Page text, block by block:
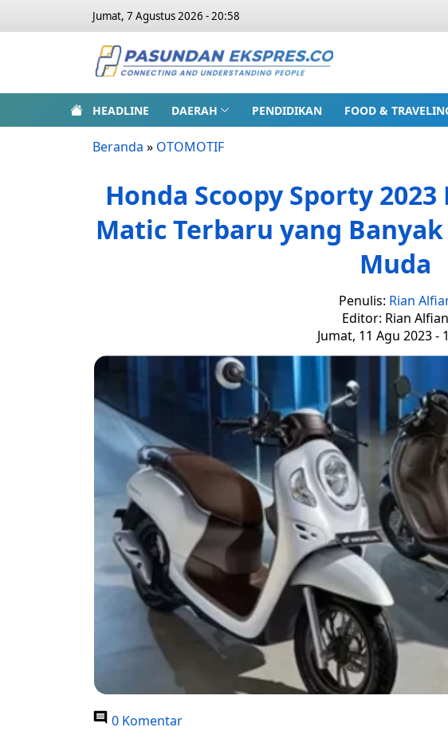
Jumat, 7 Agustus 2026 - 20:58
HEADLINE DAERAH PENDIDIKAN FOOD &
Beranda » OTOMOTIF
Honda Scoopy Sporty
Matic Terbaru yang
Muda
Penulis: Rian
Editor: Rian Alfian
Jumat, 11 Agu 2023 -
0 Komentar